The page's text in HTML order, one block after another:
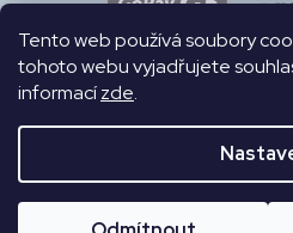
Tento web používá soubory
tohoto webu vyjadřujete
informacízde.
Naše bezbariérová prodejna a kavárna
na Francouzské 15 je otevřena PO-PÁ
Copyright 2026SKÁKALPES.